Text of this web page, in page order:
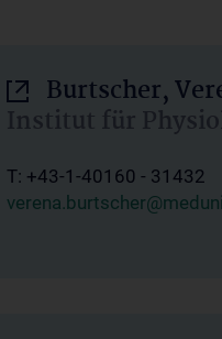
Burtscher,
Institut für
T: +43-1-40160 - 31432